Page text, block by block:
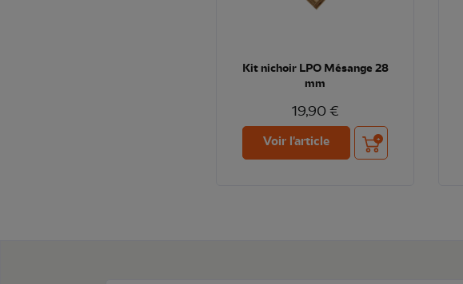
Kit nichoir LPO Mésange 28
mm
19,90 €
Voir l'article Ajouter au panier